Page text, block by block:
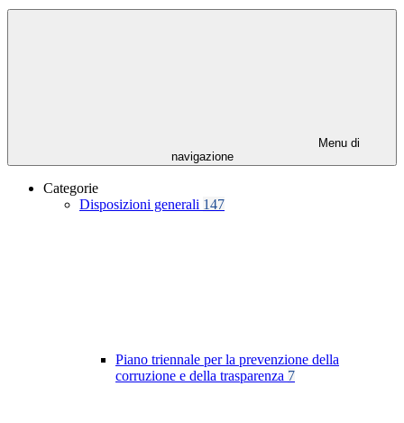
Menu di
navigazione
Categorie
Disposizioni generali 147
Piano triennale per la prevenzione della
corruzione e della trasparenza 7